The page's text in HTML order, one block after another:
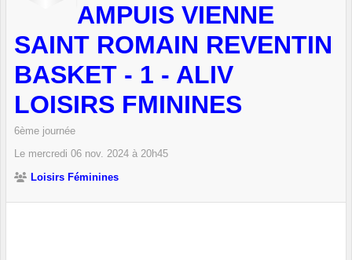
AMPUIS VIENNE
SAINT ROMAIN REVENTIN
BASKET - 1 - ALIV
LOISIRS FMININES
6ème journée
Le mercredi 06 nov. 2024 à 20h45
Loisirs Féminines